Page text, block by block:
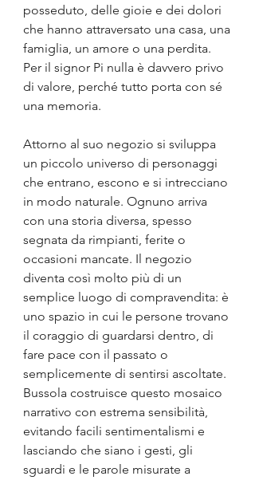
posseduto, delle gioie e dei dolori
che hanno attraversato una casa, una
famiglia, un amore o una perdita.
Per il signor Pi nulla è davvero privo
di valore, perché tutto porta con sé
una memoria.
Attorno al suo negozio si sviluppa
un piccolo universo di personaggi
che entrano, escono e si intrecciano
in modo naturale. Ognuno arriva
con una storia diversa, spesso
segnata da rimpianti, ferite o
occasioni mancate. Il negozio
diventa così molto più di un
semplice luogo di compravendita: è
uno spazio in cui le persone trovano
il coraggio di guardarsi dentro, di
fare pace con il passato o
semplicemente di sentirsi ascoltate.
Bussola costruisce questo mosaico
narrativo con estrema sensibilità,
evitando facili sentimentalismi e
lasciando che siano i gesti, gli
sguardi e le parole misurate a